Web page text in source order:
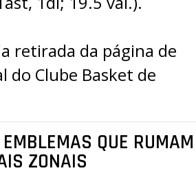
retirada da página de
do Clube Basket de
QUE RUMAM
ZONAIS